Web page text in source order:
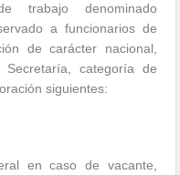
trabajo denominado
a funcionarios de
de carácter nacional,
categoría de
siguientes:
en caso de vacante,